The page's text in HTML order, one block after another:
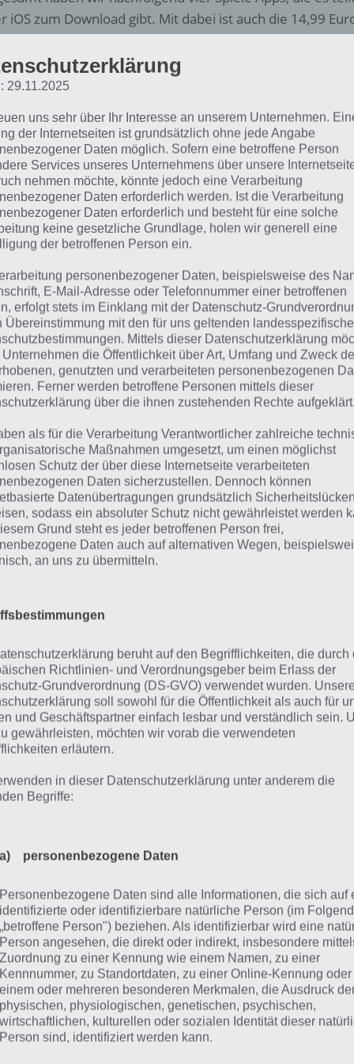
iOS zum Download gibt. Mit dabei ist auch die 14,99
was für Apps ein enorm hoher Preis ist.
eine Übersicht über die nachfolgend vorgestellten Spiele
Birds Stella POP: Bubble
Vögeln
Birds Stella
von Rovio
Rovio, die Macher hinter dem
bereits zahlreiche Spiele
Spielprinzip verfügen, aber die
wie beispielsweise Angry Birds Go
hat man Angry Birds Stella POP
Shooter mit dutzenden Levels.
So gibt es auch hier verschiedene
werden immer schwieriger. Dabei
Stella POP bis zu drei Sterne verdienen. Umso mehr
Sterne gibt es auch. Dabei kommt es vor allem auf die
erfolgreich zu lösen. Angry Birds Stella POP ist für
Angry Birds POP Bubble Shooter
Angry Birds POP!
Entwickler: Rovio Entertainment Oyj
Preis:Kostenlos+
Meier’s Starships: Neues
iPad
Sid Meier im Titel steht, dann handelt es sich meist
dürfte hierbei wohl die Civilization Reihe sein.
Starships, welche es nur auf dem iPad installiert
zu befehligen. Dabei reist man zu neuen
schützt die Bevölkerung vor den Weltraumpiraten.
ist die Taktik ein entscheidendes Merkmal dieses
von Sid Meier’s Starships zu erfüllen.
ist die Anpassbarkeit der Raumschiffe, welche
die Taktik unterstützen.
29.11.2025
uns sehr über Ihr Interesse an unserem Unternehmen.
der Internetseiten ist grundsätzlich ohne jede Angabe
Daten möglich. Sofern eine betroffene Person
Services unseres Unternehmens über unsere
nehmen möchte, könnte jedoch eine Verarbeitung
Daten erforderlich werden. Ist die Verarbeitung
Daten erforderlich und besteht für eine solche
keine gesetzliche Grundlage, holen wir generell eine
der betroffenen Person ein.
personenbezogener Daten, beispielsweise des
E-Mail-Adresse oder Telefonnummer einer betroffenen
erfolgt stets im Einklang mit der Datenschutz-
Übereinstimmung mit den für uns geltenden
Mittels dieser Datenschutzerklärung
Unternehmen die Öffentlichkeit über Art, Umfang und Zweck
genutzten und verarbeiteten personenbezogenen
Ferner werden betroffene Personen mittels dieser
über die ihnen zustehenden Rechte aufgeklärt.
als für die Verarbeitung Verantwortlicher zahlreiche
Maßnahmen umgesetzt, um einen möglichst
Schutz der über diese Internetseite verarbeiteten
Daten sicherzustellen. Dennoch können
Datenübertragungen grundsätzlich Sicherheitslücken
sodass ein absoluter Schutz nicht gewährleistet werden
Grund steht es jeder betroffenen Person frei,
Daten auch auf alternativen Wegen,
an uns zu übermitteln.
beruht auf den Begrifflichkeiten, die durch
Richtlinien- und Verordnungsgeber beim Erlass der
Grundverordnung (DS-GVO) verwendet wurden. Unsere
soll sowohl für die Öffentlichkeit als auch für
und Geschäftspartner einfach lesbar und verständlich sein.
gewährleisten, möchten wir vorab die verwendeten
erläutern.
in dieser Datenschutzerklärung unter anderem die
Begriffe:
a) personenbezogene Daten
Personenbezogene Daten sind alle Informationen, die sich auf
identifizierte oder identifizierbare natürliche Person (im
„betroffene Person") beziehen. Als identifizierbar wird eine
Person angesehen, die direkt oder indirekt, insbesondere
Zuordnung zu einer Kennung wie einem Namen, zu einer
Kennnummer, zu Standortdaten, zu einer Online-Kennung oder
einem oder mehreren besonderen Merkmalen, die Ausdruck
physischen, physiologischen, genetischen, psychischen,
wirtschaftlichen, kulturellen oder sozialen Identität dieser
Person sind, identifiziert werden kann.